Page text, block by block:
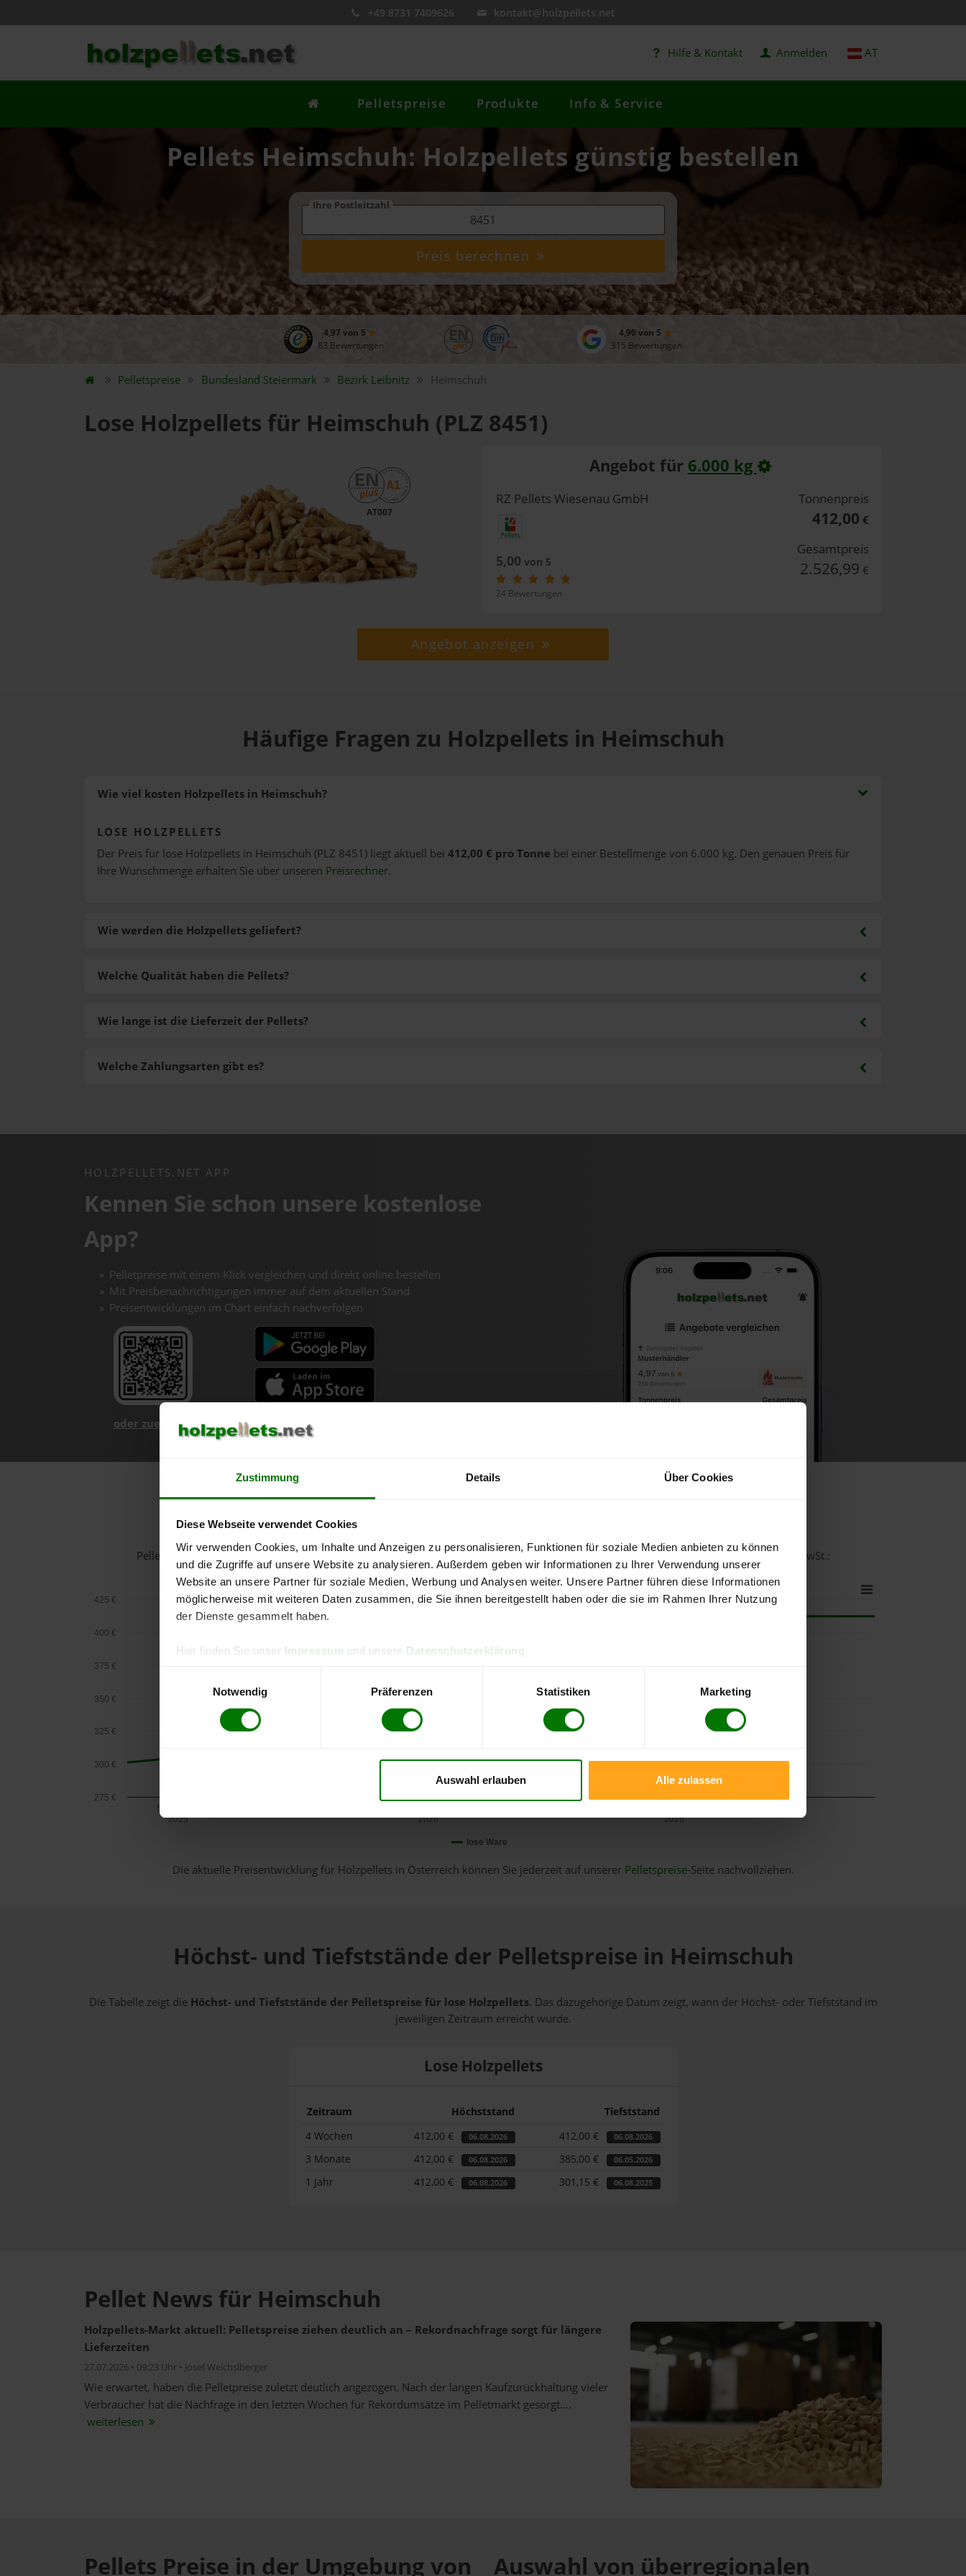
Zustimmung Details Über Cookies
Diese Webseite verwendet Cookies
Wir verwenden Cookies, um Inhalte und Anzeigen zu personalisieren, Funktionen für soziale Medien anbieten zu können
und die Zugriffe auf unsere Website zu analysieren. Außerdem geben wir Informationen zu Ihrer Verwendung unserer
Website an unsere Partner für soziale Medien, Werbung und Analysen weiter. Unsere Partner führen diese Informationen
möglicherweise mit weiteren Daten zusammen, die Sie ihnen bereitgestellt haben oder die sie im Rahmen Ihrer Nutzung
der Dienste gesammelt haben.
Hier finden Sie unser Impressum und unsere Datenschutzerklärung
Notwendig
Präferenzen Statistiken Marketing
Auswahl erlauben Alle zulassen
+49 8731 7409626 kontakt@holzpellets.net
Hilfe & Kontakt Anmelden AT
Pelletspreise Produkte Info & Service
Pellets Heimschuh: Holzpellets günstig bestellen
Ihre Postleitzahl
Preis berechnen
4,97 von 5
83 Bewertungen
4,90 von 5
315 Bewertungen
Pelletspreise Bundesland Steiermark Bezirk Leibnitz Heimschuh
Lose Holzpellets für Heimschuh (PLZ 8451)
AT007
Angebot für 6.000 kg
RZ Pellets Wiesenau GmbH
5,00 von 5
24 Bewertungen
Tonnenpreis
412,00 €
Gesamtpreis
2.526,99 €
Angebot anzeigen
Häufige Fragen zu Holzpellets in Heimschuh
Wie viel kosten Holzpellets in Heimschuh?
LOSE HOLZPELLETS
Der Preis für lose Holzpellets in Heimschuh (PLZ 8451) liegt aktuell bei 412,00 € pro Tonne bei einer Bestellmenge von 6.000 kg. Den genauen Preis für
Ihre Wunschmenge erhalten Sie über unseren Preisrechner.
Wie werden die Holzpellets geliefert?
Welche Zahlungsarten gibt es?
Welche Qualität haben die Pellets?
Wie lange ist die Lieferzeit der Pellets?
HOLZPELLETS.NET APP
Kennen Sie schon unsere kostenlose
App?
Pelletpreise mit einem Klick vergleichen und direkt online bestellen
Mit Preisbenachrichtigungen immer auf dem aktuellen Stand
Preisentwicklungen im Chart einfach nachverfolgen
oder zuerst mehr über unsere App erfahren
Holzpellets-Chart für Heimschuh
Pelletspreise in Heimschuh für 1 Tonne bei Abnahmevon 6 Tonnen loser Ware in DINplus-/ENplus-Qualität bei einer Lieferstelle inkl. MwSt.:
lose Ware
September
2025
2026
2026
275 €
300 €
325 €
350 €
375 €
400 €
425 €
Die aktuelle Preisentwicklung für Holzpellets in Österreich können Sie jederzeit auf unserer Pelletspreise-Seite nachvollziehen.
Höchst- und Tiefststände der Pelletspreise in Heimschuh
Die Tabelle zeigt die Höchst- und Tiefststände der Pelletspreise für lose Holzpellets. Das dazugehörige Datum zeigt, wann der Höchst- oder Tiefststand im
jeweiligen Zeitraum erreicht wurde.
Lose Holzpellets
Zeitraum Höchststand
Tiefststand
4 Wochen
412,00 € 06.08.2026 412,00 € 06.08.2026
3 Monate 412,00 € 06.08.2026 385,00 € 06.05.2026
1 Jahr 412,00 € 06.08.2026 301,15 € 06.08.2025
Pellet News für Heimschuh
Holzpellets-Markt aktuell: Pelletspreise ziehen deutlich an – Rekordnachfrage sorgt für längere
Lieferzeiten
27.07.2026 • 09:23 Uhr • Josef Weichslberger
Wie erwartet, haben die Pelletpreise zuletzt deutlich angezogen. Nach der langen Kaufzurückhaltung vieler
Verbraucher hat die Nachfrage in den letzten Wochen für Rekordumsätze im Pelletmarkt gesorgt....
weiterlesen
Pellets Preise in der Umgebung von Auswahl von überregionalen